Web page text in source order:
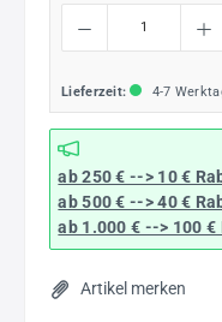
Lieferzeit: 4-7
ab 250 € --> 10 €
ab 500 € --> 40 €
ab 1.000 € --> 100
Artikel merken